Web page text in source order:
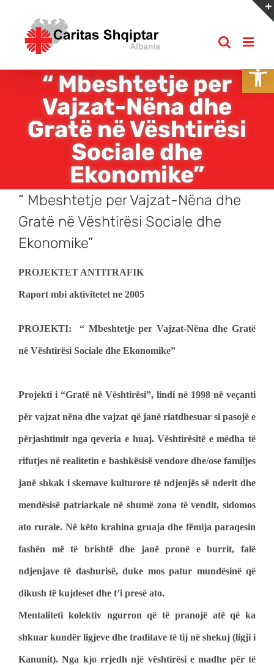
content
“ Mbeshtetje per
Vajzat-Nëna dhe
Gratë në Vështirësi
Sociale dhe
Ekonomike”
“ Mbeshtetje per Vajzat-Nëna dhe
Gratë në Vështirësi Sociale dhe
Ekonomike”
PROJEKTET ANTITRAFIK
Raport mbi aktivitetet ne 2005
PROJEKTI: “ Mbeshtetje per Vajzat-Nëna dhe Gratë
në Vështirësi Sociale dhe Ekonomike”
Projekti i “Gratë në Vështirësi”, lindi në 1998 në veçanti
për vajzat nëna dhe vajzat që janë riatdhesuar si pasojë e
përjashtimit nga qeveria e huaj. Vështirësitë e mëdha të
rifutjes në realitetin e bashkësisë vendore dhe/ose familjes
janë shkak i skemave kulturore të ndjenjës së nderit dhe
mendësisë patriarkale në shumë zona të vendit, sidomos
ato rurale. Në këto krahina gruaja dhe fëmija paraqesin
fashën më të brishtë dhe janë pronë e burrit, falë
ndjenjave të dashurisë, duke mos patur mundësinë që
dikush të kujdeset dhe t’i presë ato.
Mentaliteti kolektiv ngurron që të pranojë atë që ka
shkuar kundër ligjeve dhe traditave të tij në shekuj (ligji i
Kanunit). Nga kjo rrjedh një vështirësi e madhe për të